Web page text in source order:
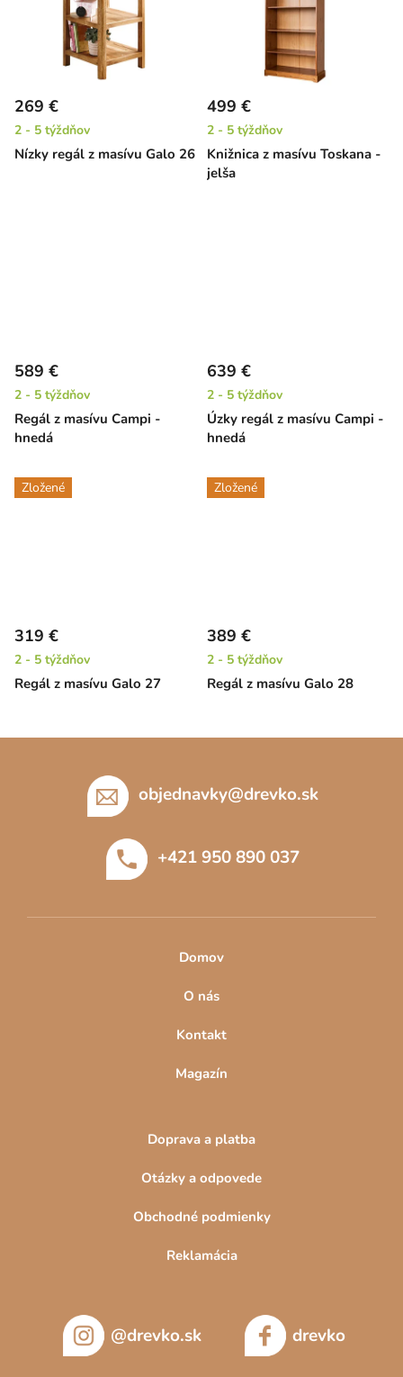
Nízky regál z masívu Galo 26
269 €
2 - 5 týždňov
Knižnica z masívu Toskana -
jelša
499 €
2 - 5 týždňov
Regál z masívu Campi -
hnedá
589 €
2 - 5 týždňov
Úzky regál z masívu Campi -
hnedá
639 €
2 - 5 týždňov
Zložené
Regál z masívu Galo 27
319 €
2 - 5 týždňov
Zložené
Regál z masívu Galo 28
389 €
2 - 5 týždňov
objednavky@drevko.sk
+421 950 890 037
Domov
O nás
Kontakt
Magazín
Doprava a platba
Otázky a odpovede
Obchodné podmienky
Reklamácia
@drevko.sk drevko